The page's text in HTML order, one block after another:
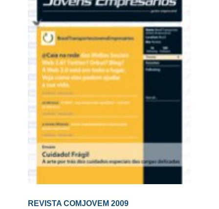
REVISTA COMJOVEM 2009